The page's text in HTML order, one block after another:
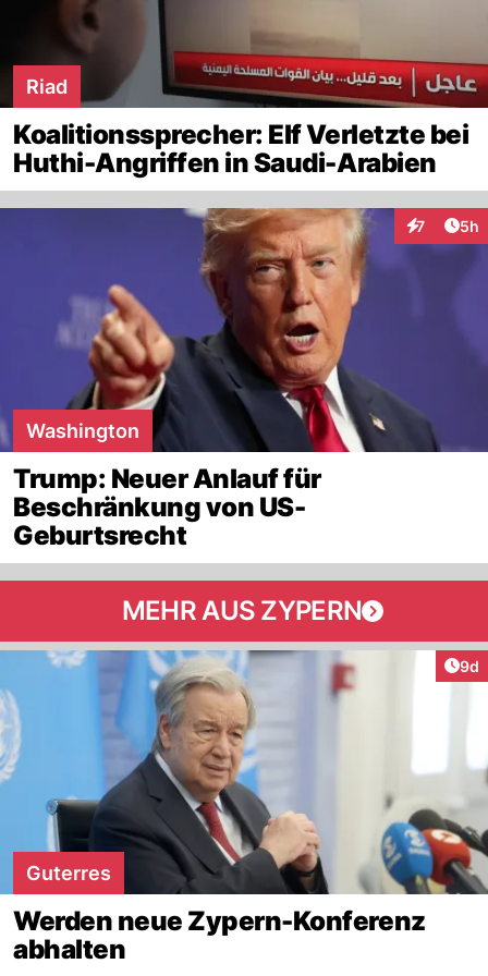
Riad
Koalitionssprecher: Elf Verletzte bei
Huthi-Angriffen in Saudi-Arabien
7 5h
Washington
Trump: Neuer Anlauf für
Beschränkung von US-
Geburtsrecht
MEHR AUS ZYPERN
9d
Guterres
Werden neue Zypern-Konferenz
abhalten